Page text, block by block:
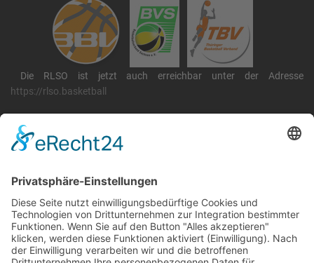
Die RLSO ist jetzt auch erreichbar unter der Adresse
https://rlso.basketball
RLSO Minikalender
August 2026